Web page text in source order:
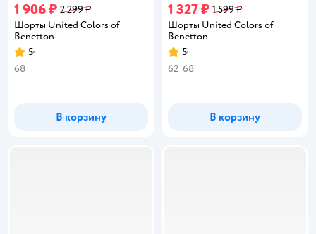
1 906 ₽ 2 299 ₽
Шорты United Colors of
Benetton
Рейтинг:
5
68
В корзину
1 327 ₽ 1 599 ₽
Шорты United Colors of
Benetton
Рейтинг:
5
62 68
В корзину